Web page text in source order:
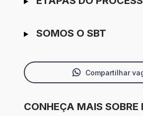
SOMOS O SBT
Compartilhar
CONHEÇA MAIS SOBRE